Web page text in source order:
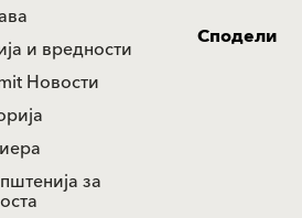
и вредности
Новости
за
Сподели